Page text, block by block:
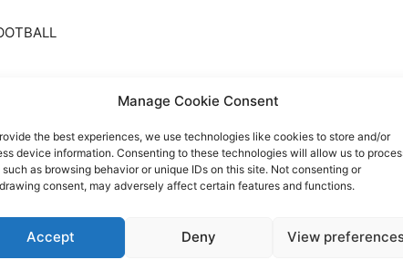
Manage Cookie Consent
the best experiences, we use technologies like cookies to store and/or
device information. Consenting to these technologies will allow us to
such as browsing behavior or unique IDs on this site. Not consenting or
consent, may adversely affect certain features and functions.
Accept Deny View
media: